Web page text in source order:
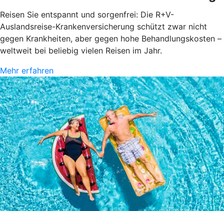
Reisen Sie entspannt und sorgenfrei: Die R+V-
Auslandsreise-Krankenversicherung schützt zwar nicht
gegen Krankheiten, aber gegen hohe Behandlungskosten –
weltweit bei beliebig vielen Reisen im Jahr.
Mehr erfahren